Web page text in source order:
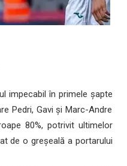
impecabil în primele șapte
Pedri, Gavi și Marc-Andre
80%, potrivit ultimelor
de o greșeală a portarului